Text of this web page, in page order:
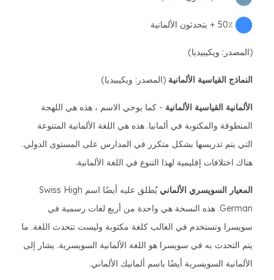
50٪ + يتحدثون الألمانية
(المصدر: ويكيبيديا)
النماذج القياسية الألمانية (المصدر: ويكيبيديا)
الألمانية القياسية الألمانية - كما يوحي الاسم ، هذه هي اللهجة
المنطوقة والمكتوبة في ألمانيا. هذه هي اللغة الألمانية المتنوعة
التي يتم تدريسها بشكل متكرر في المدارس على المستوى الدولي.
هناك اختلافات إقليمية لهذا التنوع في اللغة الألمانية.
المعيار السويسري الألماني
يُطلق عليه أيضًا اسم Swiss High
German. هذه النسخة هي واحدة من أربع لغات رسمية في
سويسرا وتستخدم في الغالب كلغة مكتوبة وليست تتحدث اللغة. ما
يتم التحدث به في سويسرا هو اللغة الألمانية السويسرية. يشار إلى
الألمانية السويسرية أيضًا باسم ألمانيك الألماني.